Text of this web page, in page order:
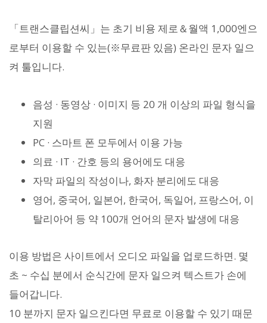
「트랜스클립션씨」는 초기 비용 제로＆월액 1,000엔으
로부터 이용할 수 있는(※무료판 있음) 온라인 문자 일으
켜 툴입니다.
음성 · 동영상 · 이미지 등 20 개 이상의 파일 형식을
지원
PC · 스마트 폰 모두에서 이용 가능
의료 · IT · 간호 등의 용어에도 대응
자막 파일의 작성이나, 화자 분리에도 대응
영어, 중국어, 일본어, 한국어, 독일어, 프랑스어, 이
탈리아어 등 약 100개 언어의 문자 발생에 대응
이용 방법은 사이트에서 오디오 파일을 업로드하면. 몇
초 ~ 수십 분에서 순식간에 문자 일으켜 텍스트가 손에
들어갑니다.
10 분까지 문자 일으킨다면 무료로 이용할 수 있기 때문